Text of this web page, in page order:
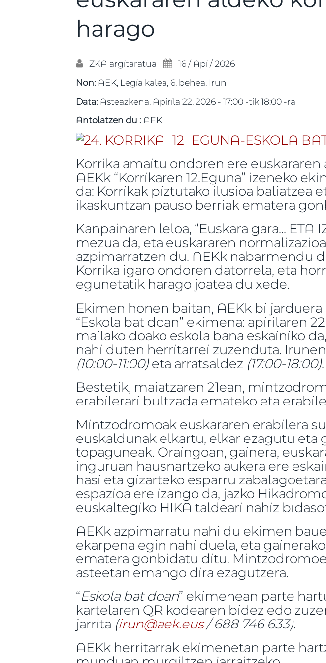
harago
ZKA argitaratua
16 / Api / 2026
Non: AEK, Legia kalea, 6, behea, Irun
Data: Asteazkena, Apirila 22, 2026 -17:00 -tik18:00 -ra
Antolatzen du : AEK
Korrika amaitu ondoren ere
AEKk “Korrikaren 12.Eguna” izeneko
da: Korrikak piztutako ilusioa baliatzea
ikaskuntzan pauso berriak ematera
Kanpainaren leloa, “Euskara gara...
mezua da, eta euskararen
azpimarratzen du. AEKk nabarmendu
Korrika igaro ondoren datorrela, eta
egunetatik harago joatea du xede.
Ekimen honen baitan, AEKk bi
“Eskola bat doan” ekimena: apirilaren
mailako doako eskola bana eskainiko
nahi duten herritarrei zuzenduta.
(10:00-11:00)eta arratsaldez (17:00-18:00).
Bestetik, maiatzaren 21ean,
erabilerari bultzada emateko eta
Mintzodromoak euskararen erabilera
euskaldunak elkartu, elkar ezagutu eta
topaguneak. Oraingoan, gainera,
inguruan hausnartzeko aukera ere
hasi eta gizarteko esparru
espazioa ere izango da, jazko
euskaltegiko HIKA taldeari nahiz
AEKk azpimarratu nahi du ekimen
ekarpena egin nahi duela, eta
ematera gonbidatu ditu.
asteetan emango dira ezagutzera.
“Eskola bat doan” ekimenean parte
kartelaren QR kodearen bidez edo
jarrita (irun@aek.eus/ 688 746 633).
AEKk herritarrak ekimenetan parte